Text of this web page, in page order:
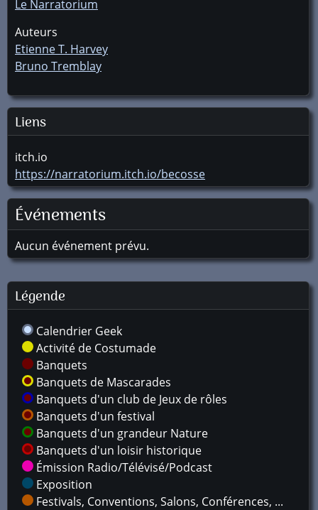
Le Narratorium
Auteurs
Etienne T. Harvey
Bruno Tremblay
Liens
itch.io
https://narratorium.itch.io/becosse
Événements
Aucun événement prévu.
Légende
Calendrier Geek
Activité de Costumade
Banquets
Banquets de Mascarades
Banquets d'un club de Jeux de rôles
Banquets d'un festival
Banquets d'un grandeur Nature
Banquets d'un loisir historique
Émission Radio/Télévisé/Podcast
Exposition
Festivals, Conventions, Salons, Conférences, ...